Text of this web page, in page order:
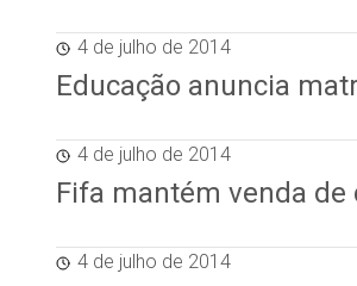
4 de julho de 2014
Educação anuncia
4 de julho de 2014
Fifa mantém venda de
4 de julho de 2014